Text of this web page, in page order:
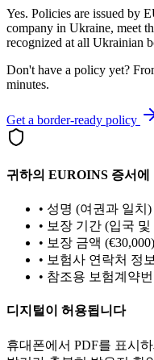
Yes. Policies are issued by
company in Ukraine, meet
recognized at all Ukrainian
Don't have a policy yet?
minutes.
Get a border-ready policy
귀하의 EUROINS 증서에
• 성명 (여권과 일치)
• 보장 기간 (입국 및
• 보장 금액 (€30,000)
• 보험사 연락처 정보
• 참조용 보험계약
디지털이 허용됩니다
휴대폰에서 PDF를 표시